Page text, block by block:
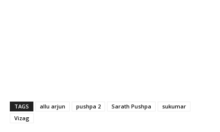
TAGS allu arjun pushpa 2 Sarath Pushpa
sukumar
Vizag